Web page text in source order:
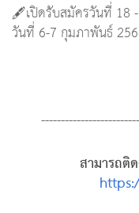
🖋เปิดรับสมัครวันที่​ 18
วันที่ 6-7 กุมภาพันธ์
สามารถติ